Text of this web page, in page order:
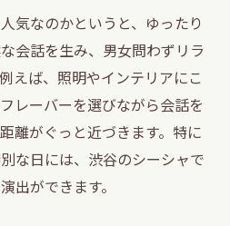
でも安心な神泉のおすすめ
シーシャなら二人の距離も
で雰囲気重視のデートを実
気なのかというと、ゆったり
会話を生み、男女問わずリラ
えば、照明やインテリアにこ
レーバーを選びながら会話を
離がぐっと近づきます。特に
な日には、渋谷のシーシャで
出ができます。